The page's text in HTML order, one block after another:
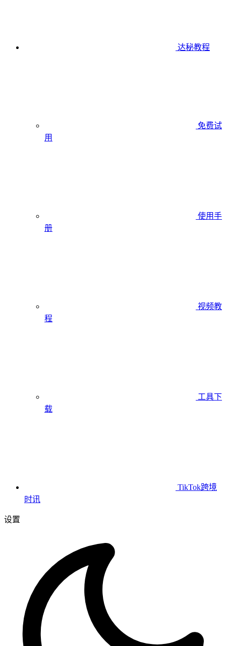
达秘教程
免费试
用
使用手
册
视频教
程
工具下
载
TikTok跨境
时讯
设置